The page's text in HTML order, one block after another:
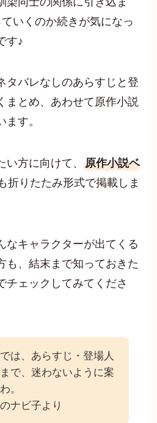
いくのか続きが気になっ
す♪
タバレなしのあらすじと登
まとめ、あわせて原作小説
す。
い方に向けて、原作小説ベ
折りたたみ形式で掲載しま
なキャラクターが出てくる
も、結末まで知っておきた
チェックしてみてくださ
は、あらすじ・登場人
で、迷わないように案
。
ナビ子より